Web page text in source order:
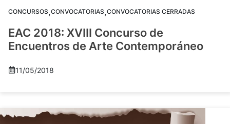
CONCURSOS,CONVOCATORIAS,CONVOCATORIAS CERRADAS
EAC 2018: XVIII Concurso de
Encuentros de Arte Contemporáneo
11/05/2018